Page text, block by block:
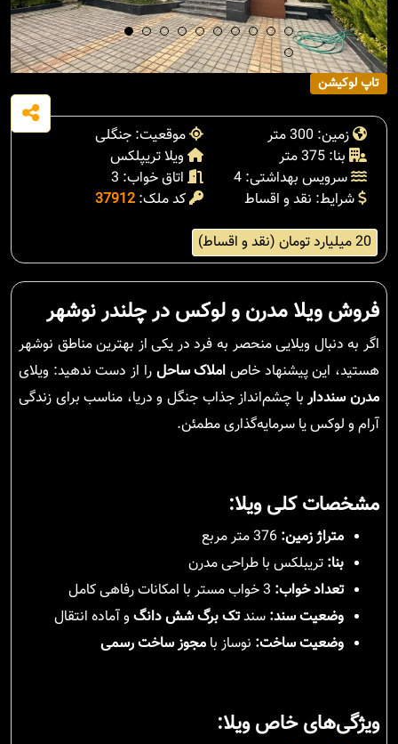
تاپ لوکیشن
زمین: 300 متر
موقعیت: جنگلی
بنا: 375 متر
ویلا تریپلکس
سرویس بهداشتی: 4
اتاق خواب: 3
شرایط: نقد و اقساط
کد ملک: 37912
20 میلیارد تومان (نقد و اقساط)
فروش ویلا مدرن و لوکس در چلندر نوشهر
اگر به دنبال ویلایی منحصر به فرد در یکی از بهترین مناطق نوشهر
هستید، این پیشنهاد خاص املاک ساحل را از دست ندهید: ویلای
مدرن سندداربا چشم‌انداز جذاب جنگل و دریا، مناسب برای زندگی
آرام و لوکس یا سرمایه‌گذاری مطمئن.
مشخصات کلی ویلا:
متراژ زمین:
بنا: تریبلکس با طراحی مدرن
تعداد خواب:
وضعیت سند: سندتک برگ شش دانگ و آماده انتقال
وضعیت ساخت: نوساز با مجوز ساخت رسمی
ویژگی‌های خاص ویلا: